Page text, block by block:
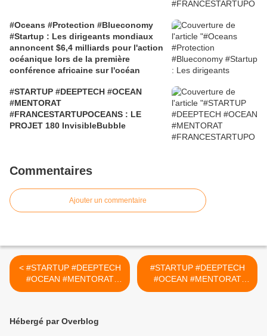
#Oceans #Protection #Blueconomy
#Startup : Les dirigeants mondiaux
annoncent $6,4 milliards pour l'action
océanique lors de la première
conférence africaine sur l'océan
#STARTUP #DEEPTECH #OCEAN
#MENTORAT
#FRANCESTARTUPOCEANS : LE
PROJET 180 InvisibleBubble
Commentaires
Ajouter un commentaire
< #STARTUP #DEEPTECH
#OCEAN #MENTORAT
#FRANCESTARTUPOCEAN
#STARTUP #DEEPTECH
#OCEAN #MENTORAT
#FRANCESTARTUPOCEAN
Hébergé par Overblog